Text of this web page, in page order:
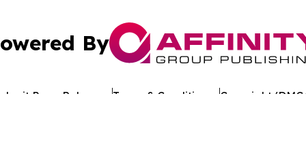
By
Press Release Terms & Conditions Copyright/